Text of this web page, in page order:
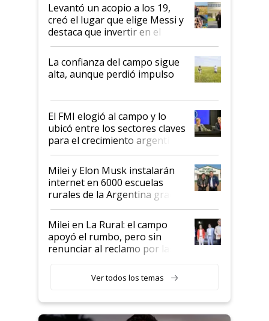
Levantó un acopio a los 19,
creó el lugar que elige Messi y
destaca que invertir en el
kirchnerismo era como "darle
plata a un hijo para droga":
Juan Félix Rossetti, el libertario
que de una dura crisis salió
de Milei
La confianza del campo sigue
alta, aunque perdió impulso
El FMI elogió al campo y lo
ubicó entre los sectores claves
para el crecimiento argentino
Milei y Elon Musk instalarán
internet en 6000 escuelas
rurales de la Argentina gracias
a un acuerdo con Starlink
Milei en La Rural: el campo
apoyó el rumbo, pero sin
renunciar al reclamo por las
Ver todos los temas